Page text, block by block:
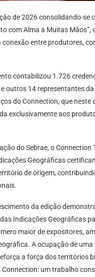
de 2026 consolidando-
com Alma a Muitas
entre produtores,
contabilizou 1.726
outros 14 representantes
do Connection, que neste
exclusivamente aos
do Sebrae, o
Geográficas
de origem,
da edição
Indicações Geográficas
maior de expositores,
A ocupação de
a força dos territórios
um trabalho